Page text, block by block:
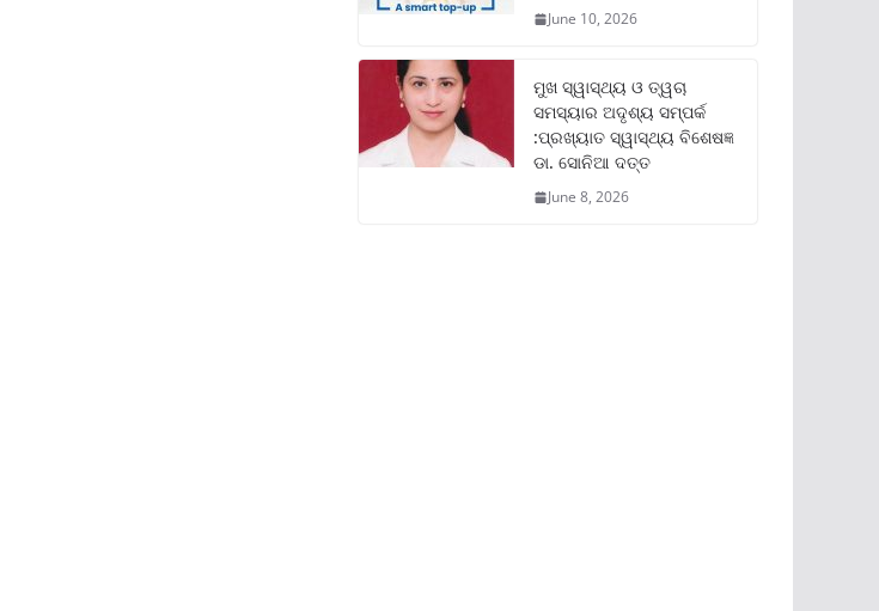
June 10, 2026
ମୁଖ ସ୍ୱାସ୍ଥ୍ୟ ଓ ତ୍ୱଚା
ସମସ୍ୟାର ଅଦୃଶ୍ୟ ସମ୍ପର୍କ
:ପ୍ରଖ୍ୟାତ ସ୍ୱାସ୍ଥ୍ୟ ବିଶେଷଜ୍ଞ
ଡା. ସୋନିଆ ଦତ୍ତ
June 8, 2026